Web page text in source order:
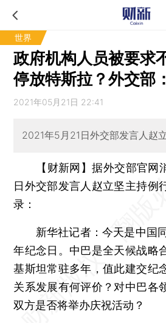
世界
政府机构人员被要求
停放特斯拉？外交部
2021年05月21日 22:41
2021年5月21日外交部发言人赵
【财新网】据外交部官网
日外交部发言人赵立坚主持例
录：
新华社记者：今天是中国同
年纪念日。中巴是全天候战略
基斯坦常驻多年，值此建交纪
关系发展有何评价？对中巴各
双方是否将举办庆祝活动？